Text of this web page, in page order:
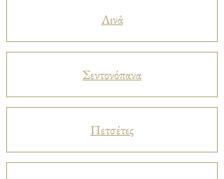
Λινά
Σεντονόπανα
Πετσέτες